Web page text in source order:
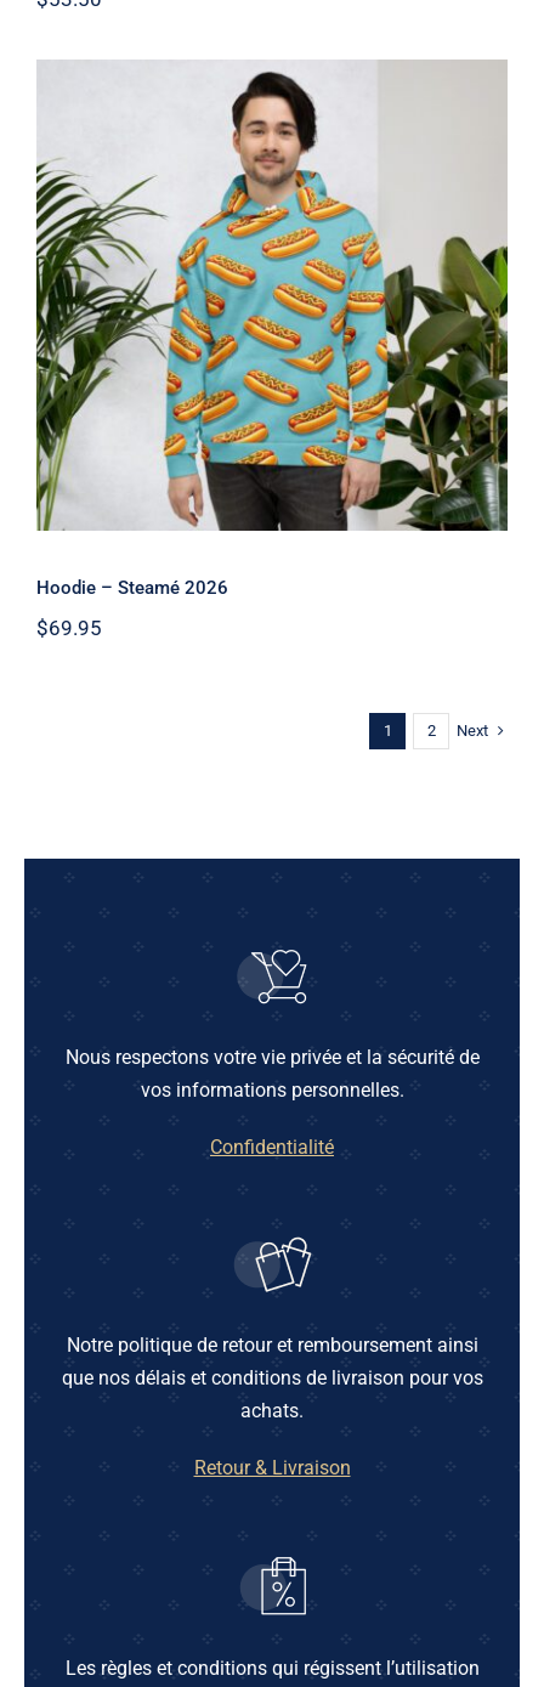
Hoodie – Steamé 2026
Hoodie – Steamé 2026
$69.95
1 2 Next
Nous respectons votre vie privée et la sécurité de
vos informations personnelles.
Confidentialité
Notre politique de retour et remboursement ainsi
que nos délais et conditions de livraison pour vos
achats.
Retour & Livraison
Les règles et conditions qui régissent l’utilisation